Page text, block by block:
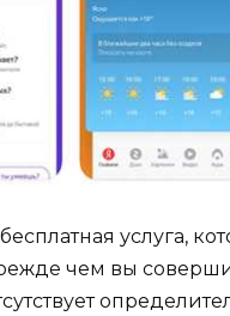
услуга,
чем вы